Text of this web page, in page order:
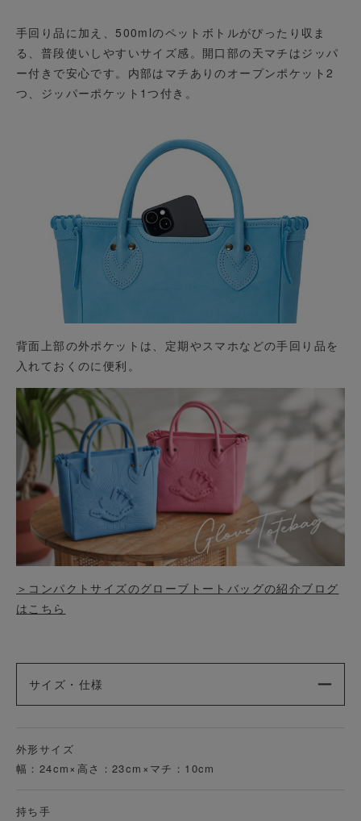
手回り品に加え、500mlのペットボトルがぴったり収ま
る、普段使いしやすいサイズ感。開口部の天マチはジッパ
ー付きで安心です。内部はマチありのオープンポケット2
つ、ジッパーポケット1つ付き。
背面上部の外ポケットは、定期やスマホなどの手回り品を
入れておくのに便利。
＞コンパクトサイズのグローブトートバッグの紹介ブログ
はこちら
サイズ・仕様
外形サイズ
幅：24cm×高さ：23cm×マチ：10cm
持ち手